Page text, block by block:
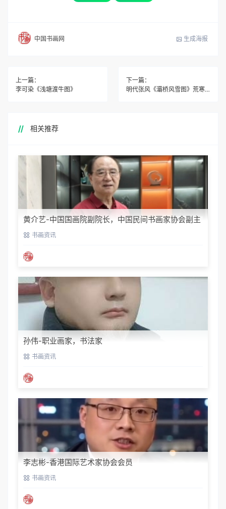
中国书画网 生成海报
上一篇：
李可染《浅塘渡牛图》
下一篇：
明代张风《灞桥风雪图》荒寒空寂
相关推荐
黄介艺-中国国画院副院长，中国民间书画家协会副主
席 书画资讯
孙伟-职业画家，书法家
书画资讯
李志彬-香港国际艺术家协会会员
书画资讯